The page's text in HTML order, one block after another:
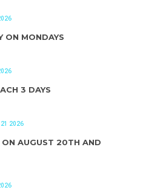
ON MONDAYS
3 DAYS
21 2026
ON AUGUST 20TH AND